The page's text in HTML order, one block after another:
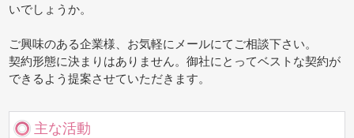
いでしょうか。
ご興味のある企業様、お気軽にメールにてご相談下さい。
契約形態に決まりはありません。御社にとってベストな契約が
できるよう提案させていただきます。
主な活動